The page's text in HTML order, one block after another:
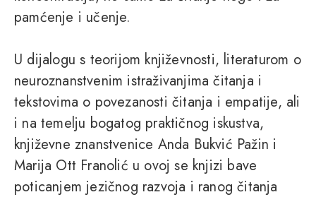
pamćenje i učenje.
U dijalogu s teorijom književnosti, literaturom o
neuroznanstvenim istraživanjima čitanja i
tekstovima o povezanosti čitanja i empatije, ali
i na temelju bogatog praktičnog iskustva,
književne znanstvenice Anda Bukvić Pažin i
Marija Ott Franolić u ovoj se knjizi bave
poticanjem jezičnog razvoja i ranog čitanja